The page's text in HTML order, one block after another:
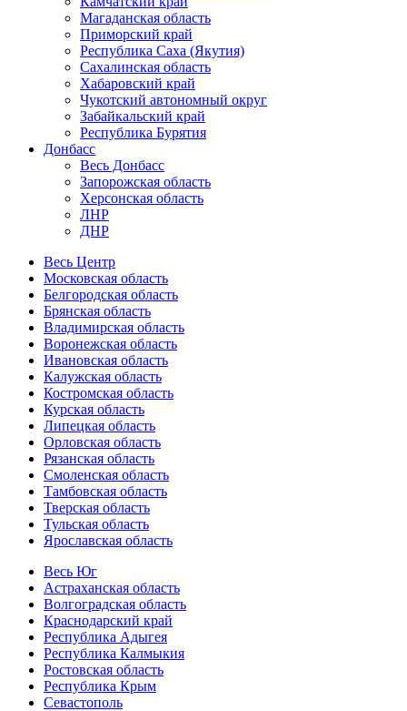
Магаданская область
Приморский край
Республика Саха (Якутия)
Сахалинская область
Хабаровский край
Чукотский автономный округ
Забайкальский край
Республика Бурятия
Донбасс
Весь Донбасс
Запорожская область
Херсонская область
ЛНР
ДНР
Весь Центр
Московская область
Белгородская область
Брянская область
Владимирская область
Воронежская область
Ивановская область
Калужская область
Костромская область
Курская область
Липецкая область
Орловская область
Рязанская область
Смоленская область
Тамбовская область
Тверская область
Тульская область
Ярославская область
Весь Юг
Астраханская область
Волгоградская область
Краснодарский край
Республика Адыгея
Республика Калмыкия
Ростовская область
Республика Крым
Севастополь